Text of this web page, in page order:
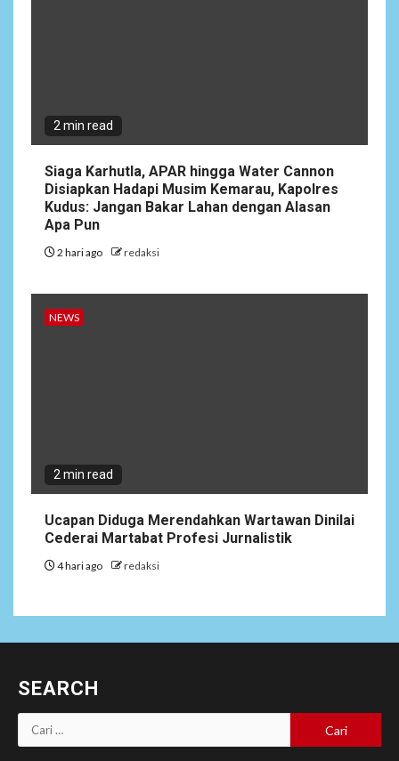
2 min read
Siaga Karhutla, APAR hingga Water Cannon
Disiapkan Hadapi Musim Kemarau, Kapolres
Kudus: Jangan Bakar Lahan dengan Alasan
Apa Pun
2 hari ago redaksi
NEWS
2 min read
Ucapan Diduga Merendahkan Wartawan Dinilai
Cederai Martabat Profesi Jurnalistik
4 hari ago redaksi
SEARCH
Cari
untuk: